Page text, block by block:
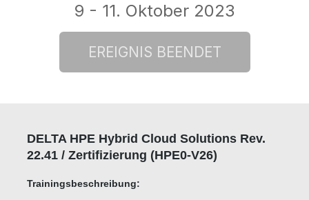
9 - 11. Oktober 2023
DELTA HPE Hybrid Cloud Solutions Rev.
22.41 / Zertifizierung (HPE0-V26)
Trainingsbeschreibung: